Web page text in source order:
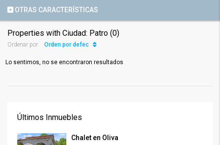
OTRAS CARACTERÍSTICAS
Properties with Ciudad: Patro (0)
Ordenar por: Orden por defecto
Lo sentimos, no se encontraron resultados
Últimos Inmuebles
Chalet en Oliva